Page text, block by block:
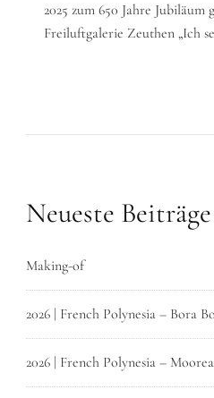
2025 zum 650 Jahre Jubiläum
Freiluftgalerie Zeuthen „Ich
Neueste Beiträge
Making-of
2026 | French Polynesia – Bora
2026 | French Polynesia – Moorea